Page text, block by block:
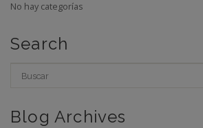
No hay categorías
Search
Blog Archives